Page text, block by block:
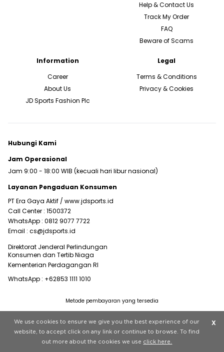
Help & Contact Us
Track My Order
FAQ
Beware of Scams
Information
Career
About Us
JD Sports Fashion Plc
Legal
Terms & Conditions
Privacy & Cookies
Hubungi Kami
Jam Operasional
Jam 9:00 - 18:00 WIB (kecuali hari libur nasional)
Layanan Pengaduan Konsumen
PT Era Gaya Aktif / www.jdsports.id
Call Center : 1500372
WhatsApp : 0812 9077 7722
Email : cs@jdsports.id
Direktorat Jenderal Perlindungan
Konsumen dan Tertib Niaga
Kementerian Perdagangan RI
WhatsApp : +62853 1111 1010
Copyright © 2022 JD Sports All rights reserved.
Metode pembayaran yang tersedia
We use cookies to ensure we give you the best experience of our
website, to accept click on any link or continue to browse. To find
out more about the cookies we use click here.
X